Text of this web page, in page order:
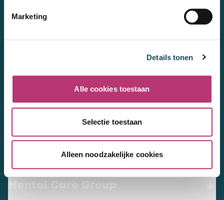
Marketing
Details tonen
Alle cookies toestaan
Selectie toestaan
Alleen noodzakelijke cookies
Mental Care Group
Polanerbaan 3
NL Mental Care Group B.V.:
KvK:76188132
Vacatures
Mental Care Group